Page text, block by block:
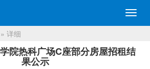
切
换
航
» 详细
院热科广场C座部分房屋招租结
果公示